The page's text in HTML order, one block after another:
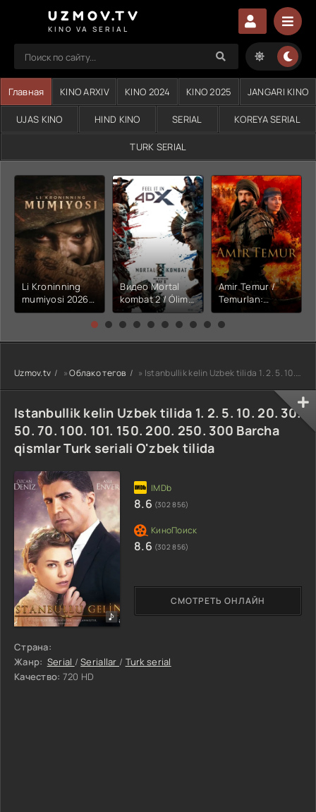
UZMOV.TV
KINO VA SERIAL
Главная KINO ARXIV KINO 2024 KINO 2025 JANGARI KINO
UJAS KINO HIND KINO SERIAL KOREYA SERIAL
TURK SERIAL
Li Kroninning
mumiyosi 2026
(uzbek tilida
kino) tarjima HD
Видео Mortal
kombat 2 / Ólim
jangi 2 (2026)
Uzbek tilida
Amir Temur /
Temurlan:
Fathchining
yuksalishi
tarjima kino Full
HD tas-ix
Uzmov.tv »Облако тегов » Istanbullik kelin Uzbek tilida 1. 2. 5. 10. 20. 30. 50. 70. 100. 101. 150. 200. 250. 300 Barcha qism
Istanbullik kelin Uzbek tilida 1. 2. 5. 10. 20. 30.
50. 70. 100. 101. 150. 200. 250. 300 Barcha
qismlar Turk seriali O'zbek tilida
Страна:
Жанр: Serial /Seriallar / Turk serial
Качество: 720 HD
СМОТРЕТЬ ОНЛАЙН
8.6 (302 856)
8.6 (302 856)